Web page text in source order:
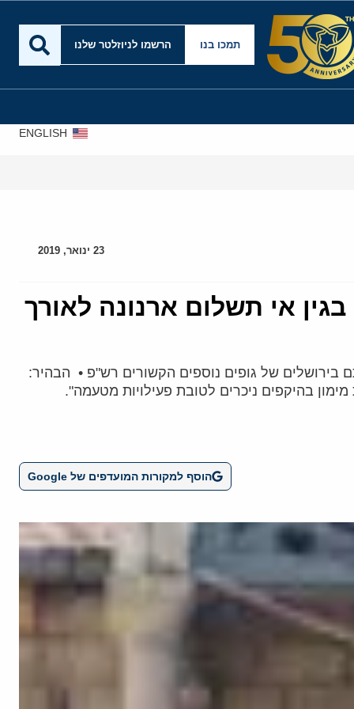
תמכו בנו הרשמו לניוזלטר שלנו
ENGLISH
23 ינואר, 2019
האוס' על 2.8 מליון שקל, בגין אי תשלום ארנונה לאורך
בירושלים של גופים נוספים הקשורים רש"פ • הבהיר:
בהיקפים ניכרים לטובת פעילויות מטעמה".
הוסף למקורות המועדפים של Google